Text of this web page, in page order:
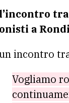
a
incontro
Vogliamo